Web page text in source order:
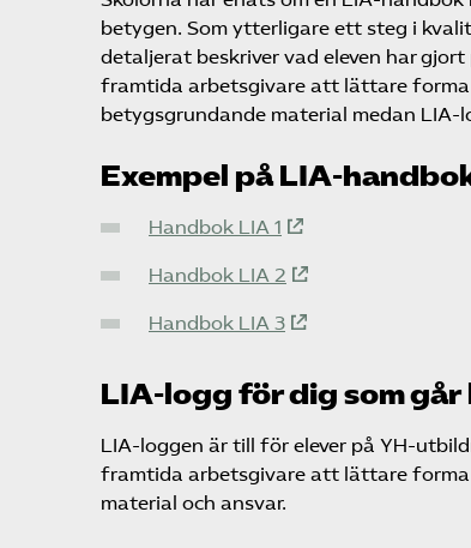
betygen. Som ytterligare ett steg i
detaljerat beskriver vad eleven har
framtida arbetsgivare att lättare forma
betygsgrundande material medan LIA-
Exempel på LIA-
Handbok LIA 1
Handbok LIA 2
Handbok LIA 3
LIA-logg för dig som
LIA-loggen är till för elever på YH-
framtida arbetsgivare att lättare forma
material och ansvar.